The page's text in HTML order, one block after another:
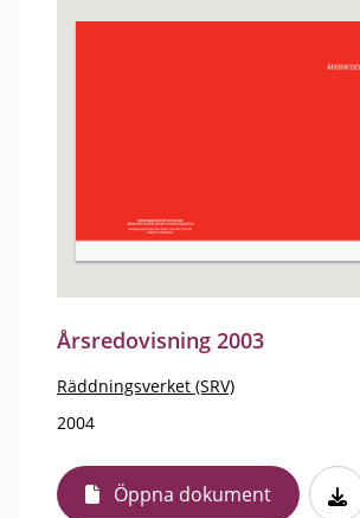
Årsredovisning 2003
Räddningsverket (SRV)
2004
Öppna dokument